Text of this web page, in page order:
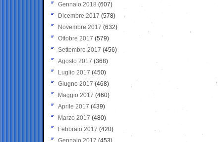
Gennaio 2018 (607)
Dicembre 2017 (578)
Novembre 2017 (632)
Ottobre 2017 (579)
Settembre 2017 (456)
Agosto 2017 (368)
Luglio 2017 (450)
Giugno 2017 (468)
Maggio 2017 (460)
Aprile 2017 (439)
Marzo 2017 (480)
Febbraio 2017 (420)
Gennaio 2017 (453)